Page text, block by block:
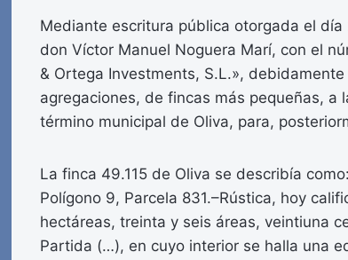
Mediante escritura pública otorgada el
don Víctor Manuel Noguera Marí, con el
& Ortega Investments, S.L.»,
agregaciones, de fincas más pequeñas, a
término municipal de Oliva, para,
La finca 49.115 de Oliva se describía
Polígono 9, Parcela 831.–Rústica, hoy
hectáreas, treinta y seis áreas, veintiuna
Partida (…), en cuyo interior se halla una